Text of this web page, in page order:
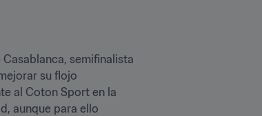
semifinalista
su flojo
al Coton Sport en la
aunque para ello